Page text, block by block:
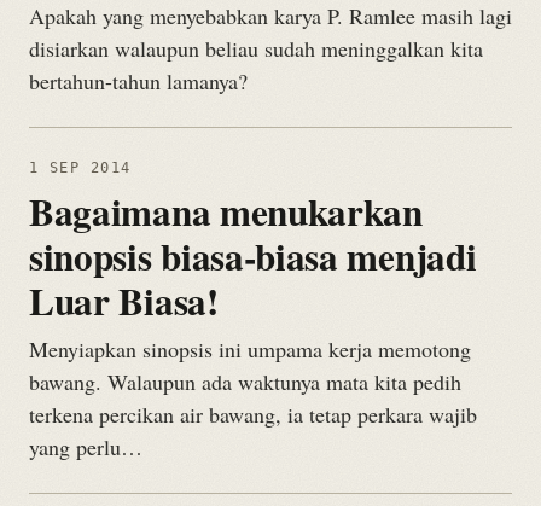
Apakah yang menyebabkan karya P. Ramlee masih lagi
disiarkan walaupun beliau sudah meninggalkan kita
bertahun-tahun lamanya?
1 SEP 2014
Bagaimana menukarkan
sinopsis biasa-biasa menjadi
Luar Biasa!
Menyiapkan sinopsis ini umpama kerja memotong
bawang. Walaupun ada waktunya mata kita pedih
terkena percikan air bawang, ia tetap perkara wajib
yang perlu…